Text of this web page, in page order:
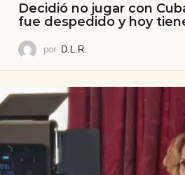
Decidió no jugar con
fue despedido y hoy
por D.L.R.